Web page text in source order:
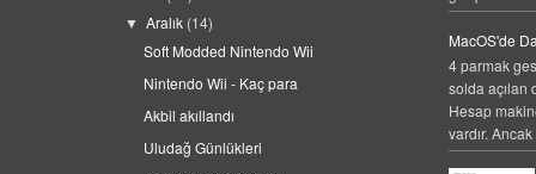
▼Aralık (14)
Soft Modded Nintendo Wii
Nintendo Wii - Kaç para
Akbil akıllandı
Uludağ Günlükleri
MacOS'de
4 parmak
solda açılan
Hesap
vardır.